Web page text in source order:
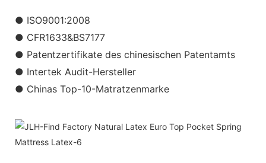
● ISO9001:2008
● CFR1633&BS7177
● Patentzertifikate des chinesischen Patentamts
● Intertek Audit-Hersteller
● Chinas Top-10-Matratzenmarke